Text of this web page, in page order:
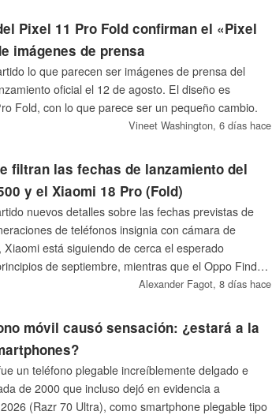
Pixel 11 Pro Fold confirman el «Pixel
imágenes de prensa
lo que parecen ser imágenes de prensa del
oficial el 12 de agosto. El diseño es
Fold, con lo que parece ser un pequeño cambio.
Vineet Washington, 6 días hace
filtran las fechas de lanzamiento del
y el Xiaomi 18 Pro (Fold)
nuevos detalles sobre las fechas previstas de
de teléfonos insignia con cámara de
está siguiendo de cerca el esperado
de septiembre, mientras que el Oppo Find
salir al mercado antes que el Xiaomi 18 Pro este
Alexander Fagot, 8 días hace
móvil causó sensación: ¿estará a la
un teléfono plegable increíblemente delgado e
de 2000 que incluso dejó en evidencia a
(Razr 70 Ultra), como smartphone plegable tipo